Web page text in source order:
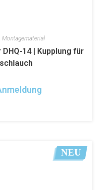
Montagematerial
14 | Kupplung für
NEU